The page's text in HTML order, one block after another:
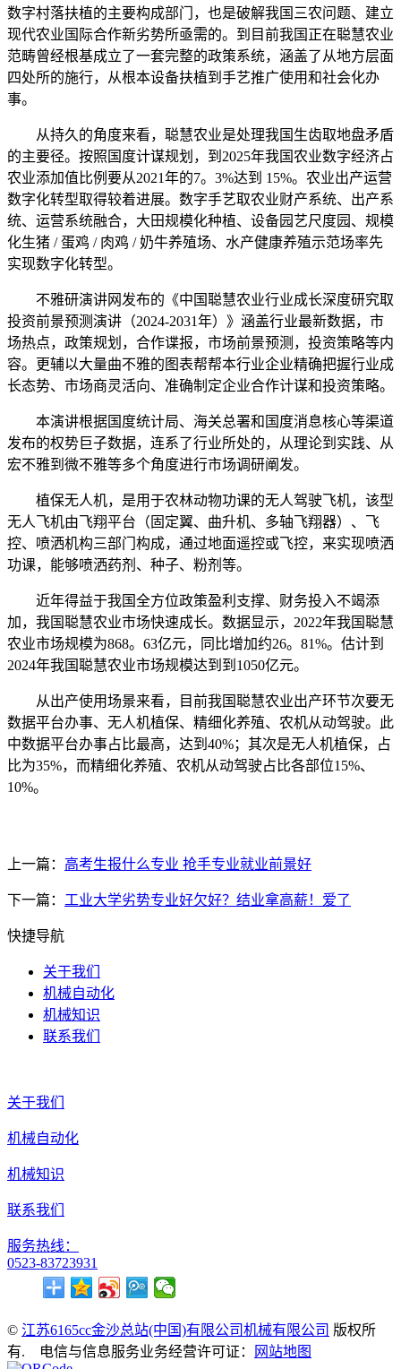
数字村落扶植的主要构成部门，也是破解我国三农问题、建立
现代农业国际合作新劣势所亟需的。到目前我国正在聪慧农业
范畴曾经根基成立了一套完整的政策系统，涵盖了从地方层面
四处所的施行，从根本设备扶植到手艺推广使用和社会化办
事。
从持久的角度来看，聪慧农业是处理我国生齿取地盘矛盾
的主要径。按照国度计谋规划，到2025年我国农业数字经济占
农业添加值比例要从2021年的7。3%达到 15%。农业出产运营
数字化转型取得较着进展。数字手艺取农业财产系统、出产系
统、运营系统融合，大田规模化种植、设备园艺尺度园、规模
化生猪 / 蛋鸡 / 肉鸡 / 奶牛养殖场、水产健康养殖示范场率先
实现数字化转型。
不雅研演讲网发布的《中国聪慧农业行业成长深度研究取
投资前景预测演讲（2024-2031年）》涵盖行业最新数据，市
场热点，政策规划，合作谍报，市场前景预测，投资策略等内
容。更辅以大量曲不雅的图表帮帮本行业企业精确把握行业成
长态势、市场商灵活向、准确制定企业合作计谋和投资策略。
本演讲根据国度统计局、海关总署和国度消息核心等渠道
发布的权势巨子数据，连系了行业所处的，从理论到实践、从
宏不雅到微不雅等多个角度进行市场调研阐发。
植保无人机，是用于农林动物功课的无人驾驶飞机，该型
无人飞机由飞翔平台（固定翼、曲升机、多轴飞翔器）、飞
控、喷洒机构三部门构成，通过地面遥控或飞控，来实现喷洒
功课，能够喷洒药剂、种子、粉剂等。
近年得益于我国全方位政策盈利支撑、财务投入不竭添
加，我国聪慧农业市场快速成长。数据显示，2022年我国聪慧
农业市场规模为868。63亿元，同比增加约26。81%。估计到
2024年我国聪慧农业市场规模达到到1050亿元。
从出产使用场景来看，目前我国聪慧农业出产环节次要无
数据平台办事、无人机植保、精细化养殖、农机从动驾驶。此
中数据平台办事占比最高，达到40%；其次是无人机植保，占
比为35%，而精细化养殖、农机从动驾驶占比各部位15%、
10%。
上一篇： 高考生报什么专业 抢手专业就业前景好
下一篇： 工业大学劣势专业好欠好？结业拿高薪！爱了
快捷导航
关于我们
机械自动化
机械知识
联系我们
关于我们
机械自动化
机械知识
联系我们
服务热线：
0523-83723931
© 江苏6165cc金沙总站(中国)有限公司机械有限公司 版权所
有. 电信与信息服务业务经营许可证：
网站地图